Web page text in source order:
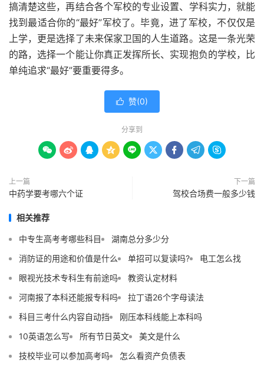
搞清楚这些，再结合各个军校的专业设置、学科实力，就能
找到最适合你的“最好”军校了。毕竟，进了军校，不仅仅是
上学，更是选择了未来保家卫国的人生道路。这是一条光荣
的路，选择一个能让你真正发挥所长、实现抱负的学校，比
单纯追求“最好”要重要得多。
 赞(0)
分享到
        
上一篇
中药学要考哪六个证
下一篇
驾校合场费一般多少钱
相关推荐
中专生高考考哪些科目
湖南总分多少分
消防证的用途和价值是什么
单招可以复读吗?
电工怎么找
眼视光技术专科生有前途吗
教资认定材料
河南报了本科还能报专科吗
拉丁语26个字母读法
科目三考什么内容自动挡
刚压本科线能上本科吗
10英语怎么写
所有节日英文
美文是什么
技校毕业可以参加高考吗
怎么看资产负债表